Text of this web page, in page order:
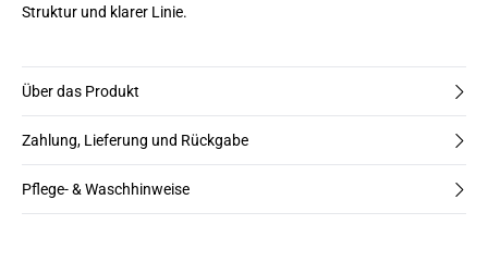
Struktur und klarer Linie.
Über das Produkt
Zahlung, Lieferung und Rückgabe
Pflege- & Waschhinweise